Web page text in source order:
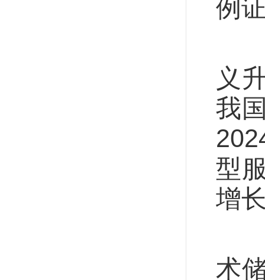
例
义
我
型
增
术